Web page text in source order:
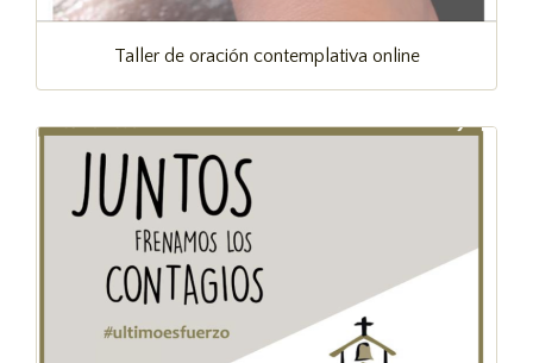
Taller de oración contemplativa online